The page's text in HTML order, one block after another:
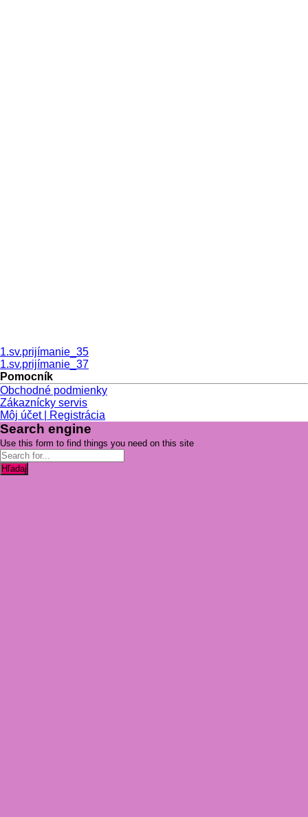
1.sv.prijímanie_35
1.sv.prijímanie_37
Pomocník
Obchodné podmienky
Zákaznícky servis
Môj účet | Registrácia
Search engine
Use this form to find things you need on this site
Hľadaj